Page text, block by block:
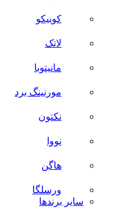
کوییکو
لاتک
مانیتوبا
مورنینگ برد
نکتون
نووا
هاگن
ورسلگا
سایر برند‌ها